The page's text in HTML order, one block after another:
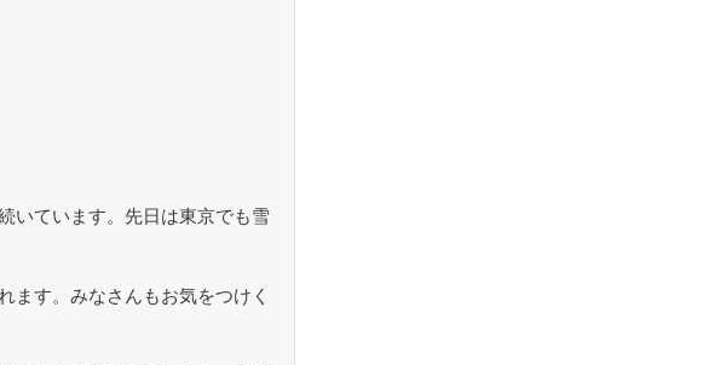
いています。先日は東京でも雪
ます。みなさんもお気をつけく